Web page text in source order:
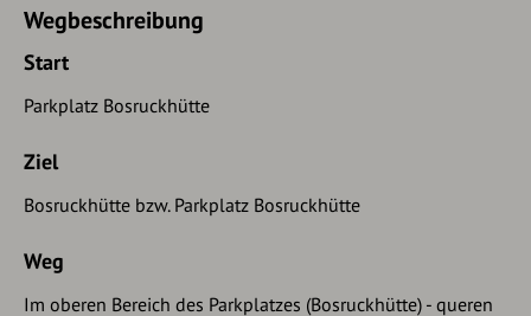
Wegbeschreibung
Start
Parkplatz Bosruckhütte
Ziel
Bosruckhütte bzw. Parkplatz Bosruckhütte
Weg
Im oberen Bereich des Parkplatzes (Bosruckhütte) - queren